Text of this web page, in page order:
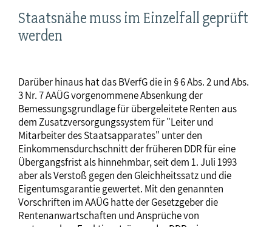
Staatsnähe muss im Einzelfall geprüft
werden
Darüber hinaus hat das BVerfG die in § 6 Abs. 2 und Abs.
3 Nr. 7 AAÜG vorgenommene Absenkung der
Bemessungsgrundlage für übergeleitete Renten aus
dem Zusatzversorgungssystem für "Leiter und
Mitarbeiter des Staatsapparates" unter den
Einkommensdurchschnitt der früheren DDR für eine
Übergangsfrist als hinnehmbar, seit dem 1. Juli 1993
aber als Verstoß gegen den Gleichheitssatz und die
Eigentumsgarantie gewertet. Mit den genannten
Vorschriften im AAÜG hatte der Gesetzgeber die
Rentenanwartschaften und Ansprüche von